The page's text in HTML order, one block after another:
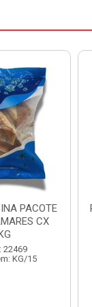
CX 15KG
22472
KG/15